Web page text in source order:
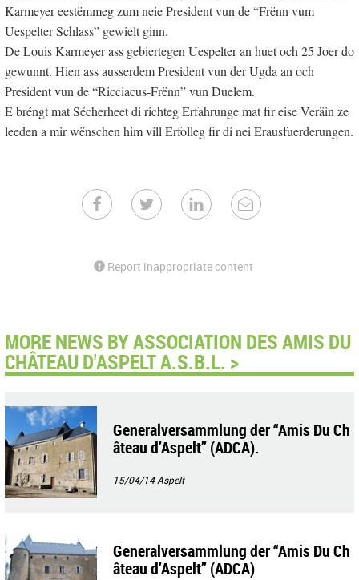
Karmeyer eestëmmeg zum neie President vun de “Frënn vum
Uespelter Schlass” gewielt ginn.
De Louis Karmeyer ass gebiertegen Uespelter an huet och 25 Joer do
gewunnt. Hien ass ausserdem President vun der Ugda an och
President vun de “Ricciacus-Frënn” vun Duelem.
E bréngt mat Sécherheet di richteg Erfahrunge mat fir eise Veräin ze
leeden a mir wënschen him vill Erfolleg fir di nei Erausfuerderungen.
Report inappropriate content
MORE NEWS BY ASSOCIATION DES AMIS DU
CHÂTEAU D'ASPELT A.S.B.L. >
Generalversammlung der “Amis Du Ch
âteau d’Aspelt” (ADCA).
15/04/14Aspelt
Generalversammlung der “Amis Du Ch
âteau d’Aspelt” (ADCA)